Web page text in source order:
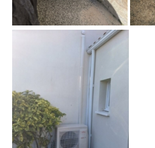
ShareThis is disabled.
Google Maps
Apple Plans